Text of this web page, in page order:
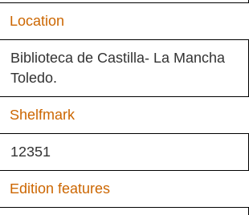
Location
Biblioteca de Castilla- La Mancha
Toledo.
Shelfmark
12351
Edition features